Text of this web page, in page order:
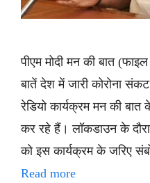
पीएम मोदी मन की बात
बातें देश में जारी कोरोना
रेडियो कार्यक्रम मन की बात
कर रहे हैं। लॉकडाउन के
को इस कार्यक्रम के जरिए
Read more